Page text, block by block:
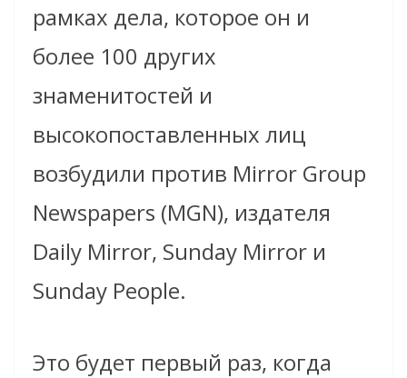
рамках дела, которое он и
более 100 других
знаменитостей и
высокопоставленных лиц
возбудили против Mirror Group
Newspapers (MGN), издателя
Daily Mirror, Sunday Mirror и
Sunday People.
Это будет первый раз, когда